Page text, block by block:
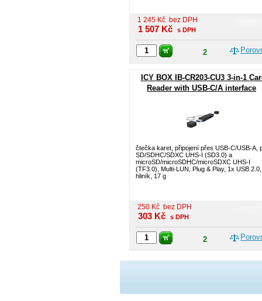
1 245 Kč bez DPH
1 507 Kč s DPH
2
ICY BOX IB-CR203-CU3 3-in-1
Reader with USB-C/A interface
čtečka karet, připojení přes USB-C/USB-A,
SD/SDHC/SDXC UHS-I (SD3.0) a
microSD/microSDHC/microSDXC UHS-I
(TF3.0), Multi-LUN, Plug & Play, 1x USB 2.0,
hliník, 17 g
250 Kč bez DPH
303 Kč s DPH
2